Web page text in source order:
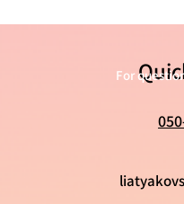
For